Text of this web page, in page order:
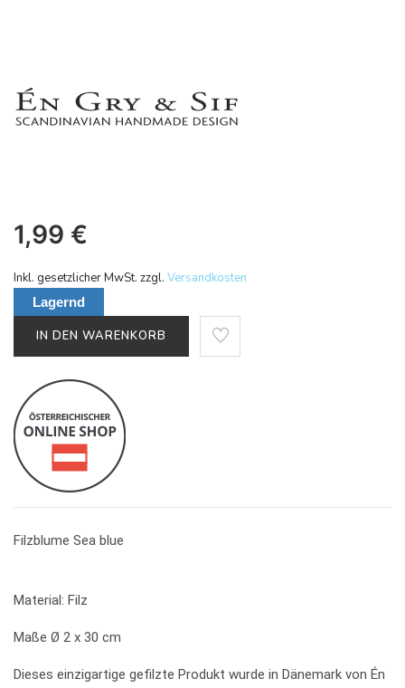
1,99 €
Inkl. gesetzlicher MwSt. zzgl. Versandkosten
Lagernd
IN DEN WARENKORB
Filzblume Sea blue
Material: Filz
Maße Ø 2 x 30 cm
Dieses einzigartige gefilzte Produkt wurde in Dänemark von Én